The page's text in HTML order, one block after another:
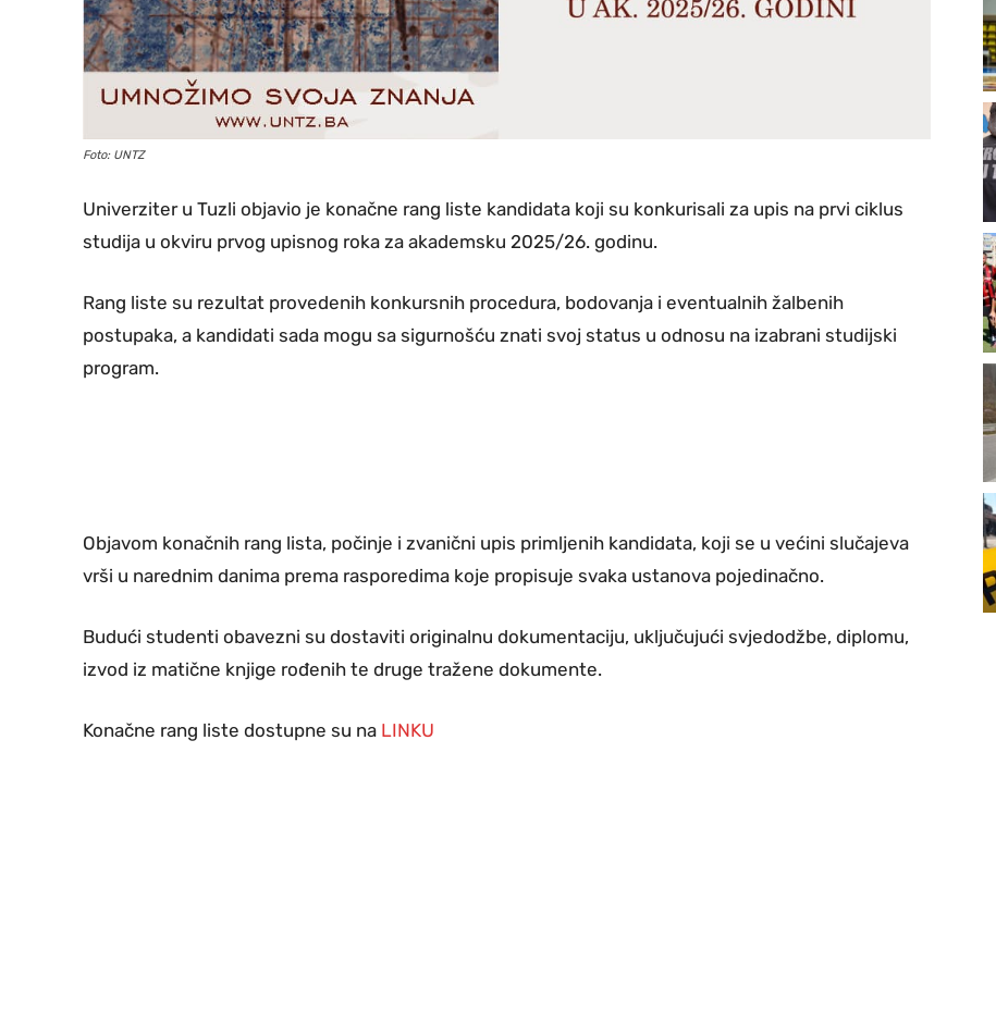
Foto: UNTZ
Univerziter u Tuzli objavio je konačne rang liste kandidata koji su konkurisali za upis na prvi ciklus
studija u okviru prvog upisnog roka za akademsku 2025/26. godinu.
Rang liste su rezultat provedenih konkursnih procedura, bodovanja i eventualnih žalbenih
postupaka, a kandidati sada mogu sa sigurnošću znati svoj status u odnosu na izabrani studijski
program.
Objavom konačnih rang lista, počinje i zvanični upis primljenih kandidata, koji se u većini slučajeva
vrši u narednim danima prema rasporedima koje propisuje svaka ustanova pojedinačno.
Budući studenti obavezni su dostaviti originalnu dokumentaciju, uključujući svjedodžbe, diplomu,
izvod iz matične knjige rođenih te druge tražene dokumente.
Konačne rang liste dostupne su na LINKU